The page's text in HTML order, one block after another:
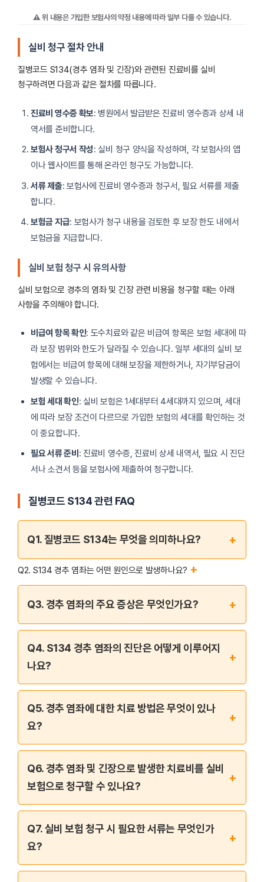
⚠ 위 내용은 가입한 보험사의 약정 내용에 따라 일부 다를 수 있습니다.
실비 청구 절차 안내
질병코드 S134(경추 염좌 및 긴장)와 관련된 진료비를 실비
청구하려면 다음과 같은 절차를 따릅니다.
진료비 영수증 확보: 병원에서 발급받은 진료비 영수증과 상세 내
역서를 준비합니다.
보험사 청구서 작성: 실비 청구 양식을 작성하며, 각 보험사의 앱
이나 웹사이트를 통해 온라인 청구도 가능합니다.
서류 제출: 보험사에 진료비 영수증과 청구서, 필요 서류를 제출
합니다.
보험금 지급: 보험사가 청구 내용을 검토한 후 보장 한도 내에서
보험금을 지급합니다.
실비 보험 청구 시 유의사항
실비 보험으로 경추의 염좌 및 긴장 관련 비용을 청구할 때는 아래
사항을 주의해야 합니다.
비급여 항목 확인: 도수치료와 같은 비급여 항목은 보험 세대에 따
라 보장 범위와 한도가 달라질 수 있습니다. 일부 세대의 실비 보
험에서는 비급여 항목에 대해 보장을 제한하거나, 자기부담금이
발생할 수 있습니다.
보험 세대 확인: 실비 보험은 1세대부터 4세대까지 있으며, 세대
에 따라 보장 조건이 다르므로 가입한 보험의 세대를 확인하는 것
이 중요합니다.
필요 서류 준비 : 진료비 영수증, 진료비 상세 내역서, 필요 시 진단
서나 소견서 등을 보험사에 제출하여 청구합니다.
질병코드 S134 관련 FAQ
Q1. 질병코드 S134는 무엇을 의미하나요? +
Q2. S134 경추 염좌는 어떤 원인으로 발생하나요? +
Q3. 경추 염좌의 주요 증상은 무엇인가요? +
Q4. S134 경추 염좌의 진단은 어떻게 이루어지
나요?
+
Q5. 경추 염좌에 대한 치료 방법은 무엇이 있나
요?
+
Q6. 경추 염좌 및 긴장으로 발생한 치료비를 실비
보험으로 청구할 수 있나요?
+
Q7. 실비 보험 청구 시 필요한 서류는 무엇인가
요?
+